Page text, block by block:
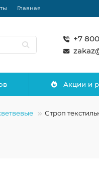
Главная
+7
Акции и
Строп